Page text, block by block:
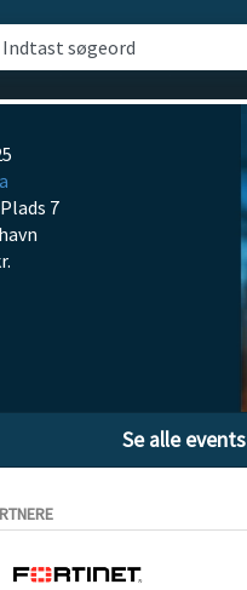
Indtast søgeord
7
Se alle events